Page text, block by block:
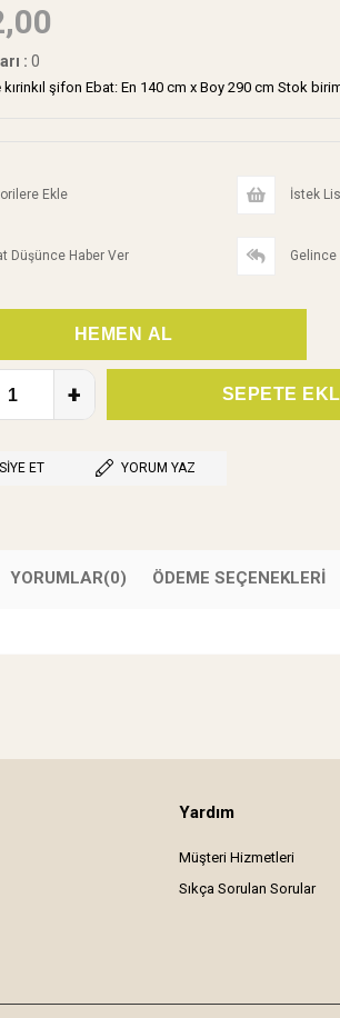
: 0
şifon Ebat: En 140 cm x Boy 290 cm Stok
Ekle İstek
Düşünce Haber Ver Gelince
ET YORUM YAZ
YORUMLAR(0) ÖDEME SEÇENEKLERI
Yardım
Müşteri Hizmetleri
Sıkça Sorulan Sorular